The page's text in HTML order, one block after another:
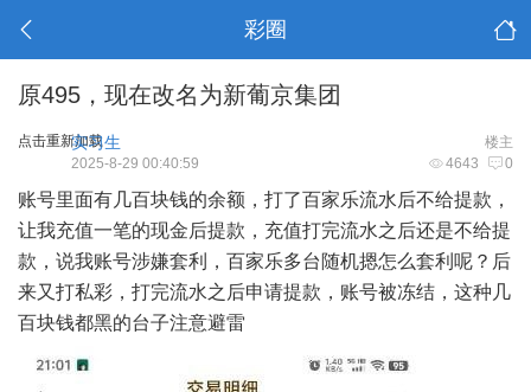
彩圈
原495，现在改名为新葡京集团
点击重新加载 楼主
实习生
4643 0
2025-8-29 00:40:59
账号里面有几百块钱的余额，打了百家乐流水后不给提款，
让我充值一笔的现金后提款，充值打完流水之后还是不给提
款，说我账号涉嫌套利，百家乐多台随机摁怎么套利呢？后
来又打私彩，打完流水之后申请提款，账号被冻结，这种几
百块钱都黑的台子注意避雷